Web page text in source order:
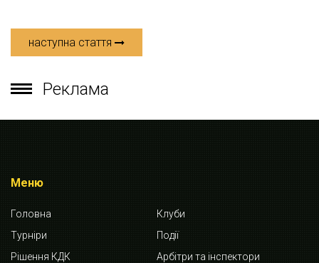
наступна стаття
Реклама
Меню
Головна
Клуби
Турніри
Події
Рішення КДК
Арбітри та інспектори